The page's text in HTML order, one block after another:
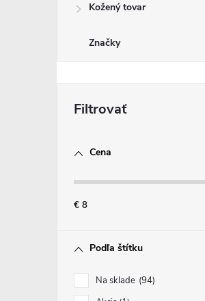
Kožený tovar
Značky
Cena
€ 8
Podľa štítku
Na sklade 94